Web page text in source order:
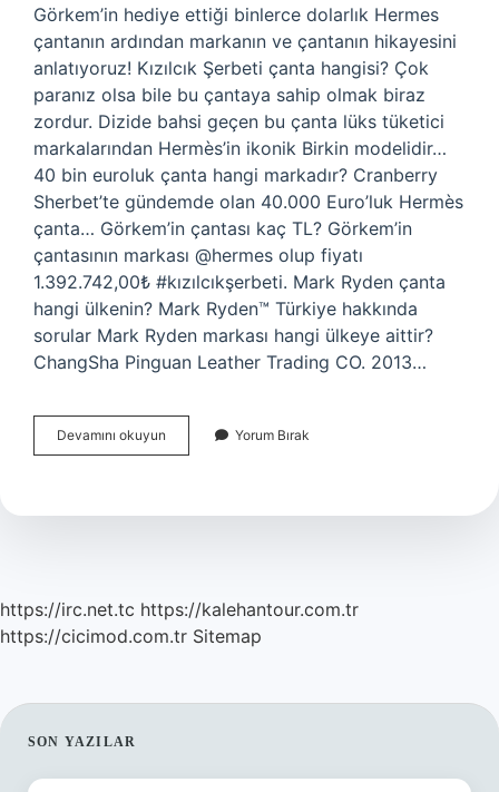
Görkem’in hediye ettiği binlerce dolarlık Hermes
çantanın ardından markanın ve çantanın hikayesini
anlatıyoruz! Kızılcık Şerbeti çanta hangisi? Çok
paranız olsa bile bu çantaya sahip olmak biraz
zordur. Dizide bahsi geçen bu çanta lüks tüketici
markalarından Hermès’in ikonik Birkin modelidir…
40 bin euroluk çanta hangi markadır? Cranberry
Sherbet’te gündemde olan 40.000 Euro’luk Hermès
çanta… Görkem’in çantası kaç TL? Görkem’in
çantasının markası @hermes olup fiyatı
1.392.742,00₺ #kızılcıkşerbeti. Mark Ryden çanta
hangi ülkenin? Mark Ryden™ Türkiye hakkında
sorular Mark Ryden markası hangi ülkeye aittir?
ChangSha Pinguan Leather Trading CO. 2013…
Devamını okuyun
Şerbetindeki
Hangi
Yorum Bırak
https://irc.net.tc https://kalehantour.com.tr
https://cicimod.com.tr Sitemap
SIDEBAR
SON YAZILAR